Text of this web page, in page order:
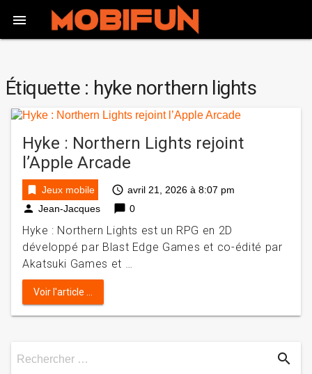

Étiquette : hyke northern lights
Hyke : Northern Lights rejoint
l’Apple Arcade
bookmark Jeux mobile access_time avril 21, 2026 à 8:07 pm
person Jean-Jacques chat_bubble 0
Hyke : Northern Lights est un RPG en 2D
développé par Blast Edge Games et co-édité par
Akatsuki Games et …
Voir l'article ...
Rechercher … search